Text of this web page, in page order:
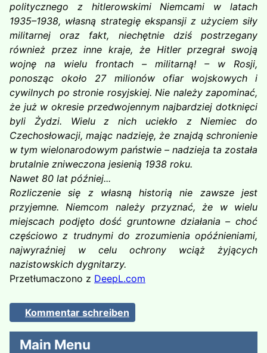
Main Menu
politycznego z hitlerowskimi Niemcami w latach
1935–1938, własną strategię ekspansji z użyciem siły
militarnej oraz fakt, niechętnie dziś postrzegany
również przez inne kraje, że Hitler przegrał swoją
wojnę na wielu frontach – militarną! – w Rosji,
ponosząc około 27 milionów ofiar wojskowych i
cywilnych po stronie rosyjskiej. Nie należy zapominać,
że już w okresie przedwojennym najbardziej dotknięci
byli Żydzi. Wielu z nich uciekło z Niemiec do
Czechosłowacji, mając nadzieję, że znajdą schronienie
w tym wielonarodowym państwie – nadzieja ta została
brutalnie zniweczona jesienią 1938 roku.
Nawet 80 lat później...
Rozliczenie się z własną historią nie zawsze jest
przyjemne. Niemcom należy przyznać, że w wielu
miejscach podjęto dość gruntowne działania – choć
częściowo z trudnymi do zrozumienia opóźnieniami,
najwyraźniej w celu ochrony wciąż żyjących
nazistowskich dygnitarzy.
Przetłumaczono z DeepL.com
Kommentar schreiben